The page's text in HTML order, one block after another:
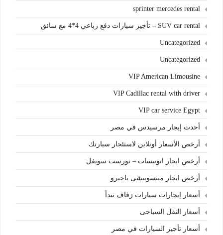
sprinter mercedes rental
SUV car rental – تأجير سيارات دفع رباعي 4*4 مع سائق
Uncategorized
Uncategorized
VIP American Limousine
VIP Cadillac rental with driver
VIP car service Egypt
أحدث إيجار مرسيدس في مصر
أرخص الأسعار أونلاين لاستئجار سيارتك
أرخص ايجار اتوبيسات – تورست سويفل
أرخص ايجار ميتسوبيشى باجيرو
أسعار إيجارات سيارات زفاف تبدأ
أسعار النقل السياحى
أسعار تأجير السيارات في مصر